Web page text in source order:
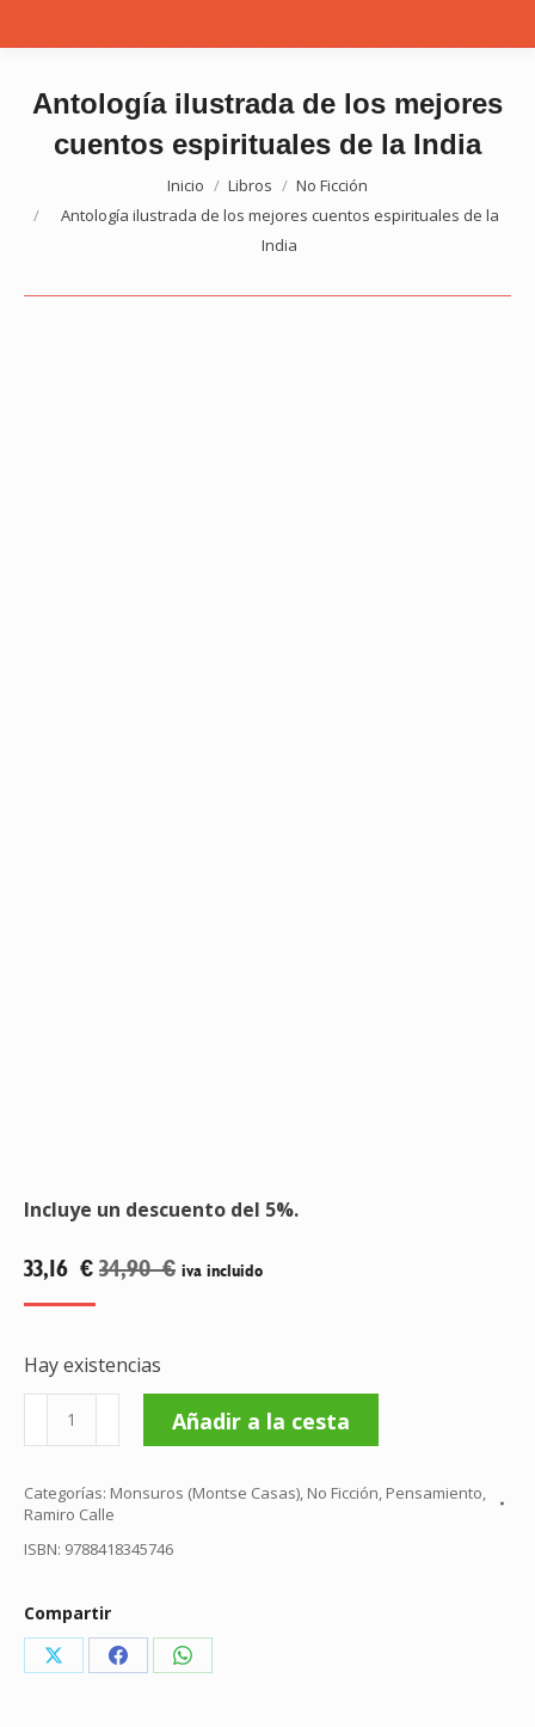
Antología ilustrada de los mejores
cuentos espirituales de la India
Inicio Libros
No Ficción
Antología ilustrada de los mejores cuentos espirituales de la
India
Incluye un descuento del 5%.
33,16 € 34,90€ iva incluido
Hay existencias
Antología
ilustrada
los
mejores
espirituales
de
la
Añadir a la cesta
Categorías: Monsuros (Montse Casas), No Ficción, Pensamiento,
Ramiro Calle
ISBN: 9788418345746
Compartir
Share Share Share